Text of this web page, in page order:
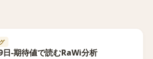
日-期待値で読むRaWi分析